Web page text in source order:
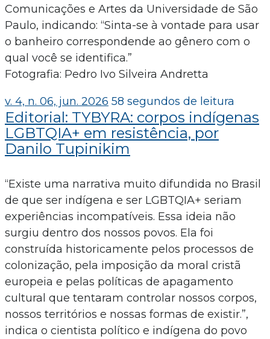
Comunicações e Artes da Universidade de São
Paulo, indicando: “Sinta-se à vontade para usar
o banheiro correspondende ao gênero com o
qual você se identifica.”
Fotografia: Pedro Ivo Silveira Andretta
v. 4, n. 06, jun. 2026 58 segundos de leitura
Editorial: TYBYRA: corpos indígenas
LGBTQIA+ em resistência, por
Danilo Tupinikim
“Existe uma narrativa muito difundida no Brasil
de que ser indígena e ser LGBTQIA+ seriam
experiências incompatíveis. Essa ideia não
surgiu dentro dos nossos povos. Ela foi
construída historicamente pelos processos de
colonização, pela imposição da moral cristã
europeia e pelas políticas de apagamento
cultural que tentaram controlar nossos corpos,
nossos territórios e nossas formas de existir.”,
indica o cientista político e indígena do povo